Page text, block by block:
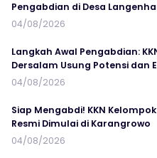
Pengabdian di Desa
04/08/2026
Langkah Awal Pengabdian:
Dersalam Usung Potensi dan
04/08/2026
Siap Mengabdi! KKN
Resmi Dimulai di Karangrowo
04/08/2026